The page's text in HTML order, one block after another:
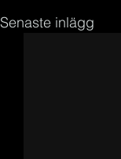
Senaste inlägg